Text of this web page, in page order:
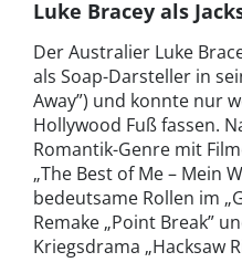
Luke Bracey als
Der Australier Luke
als Soap-Darsteller in
Away”) und konnte nur
Hollywood Fuß fassen.
Romantik-Genre mit
„The Best of Me – Mein
bedeutsame Rollen im
Remake „Point Break”
Kriegsdrama „Hacksaw